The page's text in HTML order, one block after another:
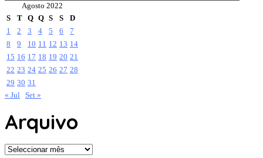
Agosto 2022
S
T Q Q S S
D
1
2 3 4 5 6
7
8
9 10 11 12 13 14
15 16 17 18 19 20 21
22 23 24 25 26 27 28
29 30 31
« Jul
Set »
Arquivo
Arquivo